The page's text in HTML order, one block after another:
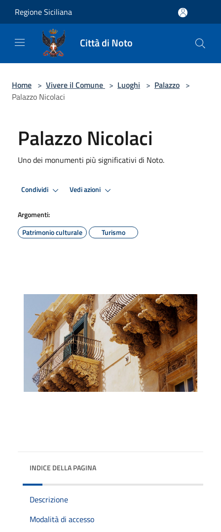
Regione Siciliana
Città di Noto
Home > Vivere il Comune > Luoghi > Palazzo >
Palazzo Nicolaci
Palazzo Nicolaci
Uno dei monumenti più significativi di Noto.
Condividi Vedi azioni
Argomenti:
Patrimonio culturale
Turismo
INDICE DELLA PAGINA
Descrizione
Modalità di accesso